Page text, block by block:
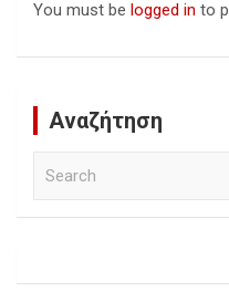
You must be logged in to
Αναζήτηση
h